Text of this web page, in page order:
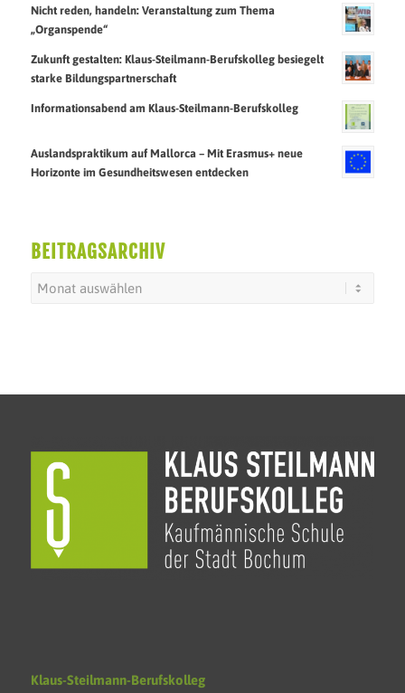
Nicht reden, handeln: Veranstaltung zum Thema
„Organspende“
Zukunft gestalten: Klaus-Steilmann-Berufskolleg besiegelt
starke Bildungspartnerschaft
Informationsabend am Klaus-Steilmann-Berufskolleg
Auslandspraktikum auf Mallorca – Mit Erasmus+ neue
Horizonte im Gesundheitswesen entdecken
BEITRAGSARCHIV
Klaus-Steilmann-Berufskolleg